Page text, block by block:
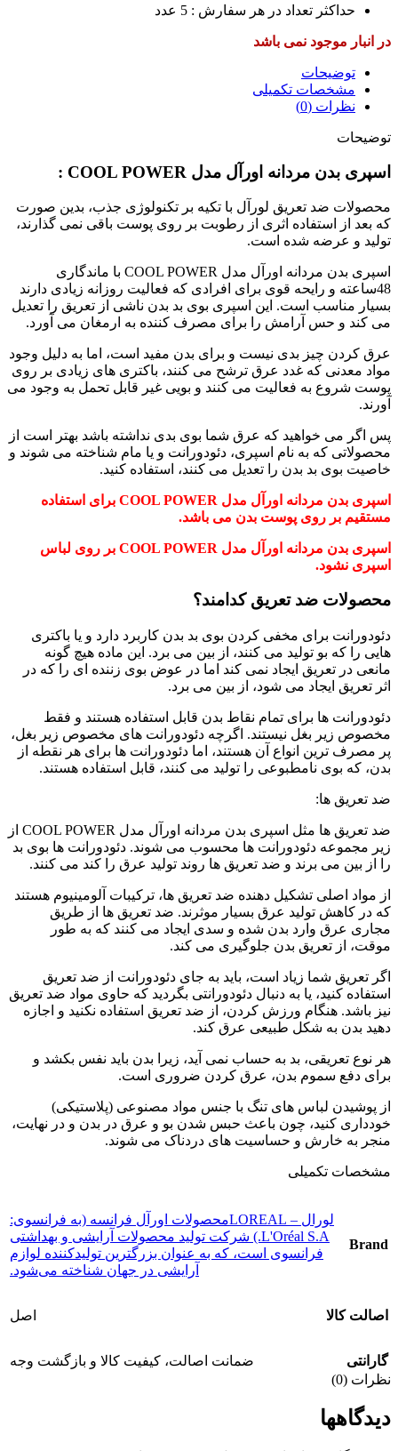
حداکثر تعداد در هر سفارش : 5 عدد
در انبار موجود نمی باشد
توضیحات
مشخصات تکمیلی
نظرات (0)
توضیحات
اسپری بدن مردانه اورآل مدل COOL POWER :
محصولات ضد تعریق لورآل با تکیه بر تکنولوژی جذب، بدین صورت
که بعد از استفاده اثری از رطوبت بر روی پوست باقی نمی گذارند،
تولید و عرضه شده است.
اسپری بدن مردانه اورآل مدل COOL POWER با ماندگاری
48ساعته و رایحه قوی برای افرادی که فعالیت روزانه زیادی دارند
بسیار مناسب است. این اسپری بوی بد بدن ناشی از تعریق را تعدیل
می کند و حس آرامش را برای مصرف کننده به ارمغان می آورد.
عرق کردن چیز بدی نیست و برای بدن مفید است، اما به دلیل وجود
مواد معدنی که غدد عرق ترشح می کنند، باکتری های زیادی بر روی
پوست شروع به فعالیت می کنند و بویی غیر قابل تحمل به وجود می
آورند.
پس اگر می خواهید که عرق شما بوی بدی نداشته باشد بهتر است از
محصولاتی که به نام اسپری، دئودورانت و یا مام شناخته می شوند و
خاصیت بوی بد بدن را تعدیل می کنند، استفاده کنید.
اسپری بدن مردانه اورآل مدل COOL POWER برای استفاده
مستقیم بر روی پوست بدن می باشد.
اسپری بدن مردانه اورآل مدل COOL POWER بر روی لباس
اسپری نشود.
محصولات ضد تعریق کدامند؟
دئودورانت برای مخفی کردن بوی بد بدن کاربرد دارد و یا باکتری
هایی را که بو تولید می کنند، از بین می برد. این ماده هیچ گونه
مانعی در تعریق ایجاد نمی کند اما در عوض بوی زننده ای را که در
اثر تعریق ایجاد می شود، از بین می برد.
دئودورانت ها برای تمام نقاط بدن قابل استفاده هستند و فقط
مخصوص زیر بغل نیستند. اگرچه دئودورانت های مخصوص زیر بغل،
پر مصرف ترین انواع آن هستند، اما دئودورانت ها برای هر نقطه از
بدن، که بوی نامطبوعی را تولید می کنند، قابل استفاده هستند.
ضد تعریق ها:
ضد تعریق ها مثل اسپری بدن مردانه اورآل مدل COOL POWER از
زیر مجموعه دئودورانت ها محسوب می شوند. دئودورانت ها بوی بد
را از بین می برند و ضد تعریق ها روند تولید عرق را کند می کنند.
از مواد اصلی تشکیل دهنده ضد تعریق ها، ترکیبات آلومینیوم هستند
که در کاهش تولید عرق بسیار موثرند. ضد تعریق ها از طریق
مجاری عرق وارد بدن شده و سدی ایجاد می کنند که به طور
موقت، از تعریق بدن جلوگیری می کند.
اگر تعریق شما زیاد است، باید به جای دئودورانت از ضد تعریق
استفاده کنید، یا به دنبال دئودورانتی بگردید که حاوی مواد ضد تعریق
نیز باشد. هنگام ورزش کردن، از ضد تعریق استفاده نکنید و اجازه
دهید بدن به شکل طبیعی عرق کند.
هر نوع تعریقی، بد به حساب نمی آید، زیرا بدن باید نفس بکشد و
برای دفع سموم بدن، عرق کردن ضروری است.
از پوشیدن لباس های تنگ با جنس مواد مصنوعی (پلاستیکی)
خودداری کنید، چون باعث حبس شدن بو و عرق در بدن و در نهایت،
منجر به خارش و حساسیت های دردناک می شوند.
مشخصات تکمیلی
Brand
لورال – LOREAL
محصولات اورآل فرانسه (به فرانسوی:
L'Oréal S.A.) شرکت تولید محصولات آرایشی و بهداشتی
فرانسوی است، که به عنوان بزرگترین تولیدکننده لوازم
آرایشی در جهان شناخته می‌شود.
اصالت کالا اصل
گارانتی
ضمانت اصالت، کیفیت کالا و بازگشت وجه
نظرات (0)
دیدگاهها